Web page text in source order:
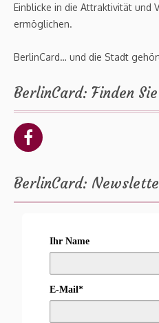
Einblicke in die Attraktivität und
ermöglichen.
BerlinCard… und die Stadt
BerlinCard: Finden
BerlinCard:
Ihr Name
E-Mail*